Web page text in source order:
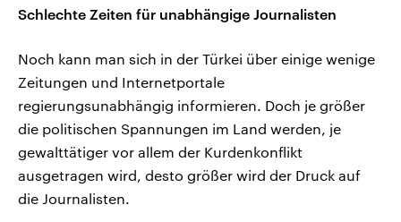
Schlechte Zeiten für unabhängige Journalisten
Noch kann man sich in der Türkei über einige wenige
Zeitungen und Internetportale
regierungsunabhängig informieren. Doch je größer
die politischen Spannungen im Land werden, je
gewalttätiger vor allem der Kurdenkonflikt
ausgetragen wird, desto größer wird der Druck auf
die Journalisten.